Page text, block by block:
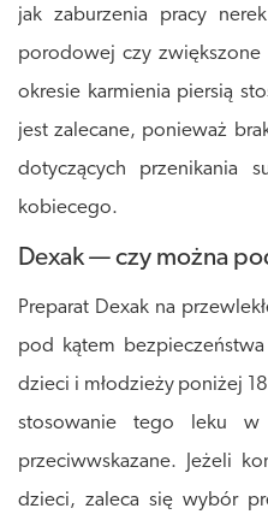
jak zaburzenia pracy
porodowej czy
okresie karmienia piersią
jest zalecane, ponieważ
dotyczących przenikania
kobiecego.
Dexak — czy można
Preparat Dexak na
pod kątem
dzieci i młodzieży poniżej
stosowanie tego leku
przeciwwskazane. Jeżeli
dzieci, zaleca się wybór